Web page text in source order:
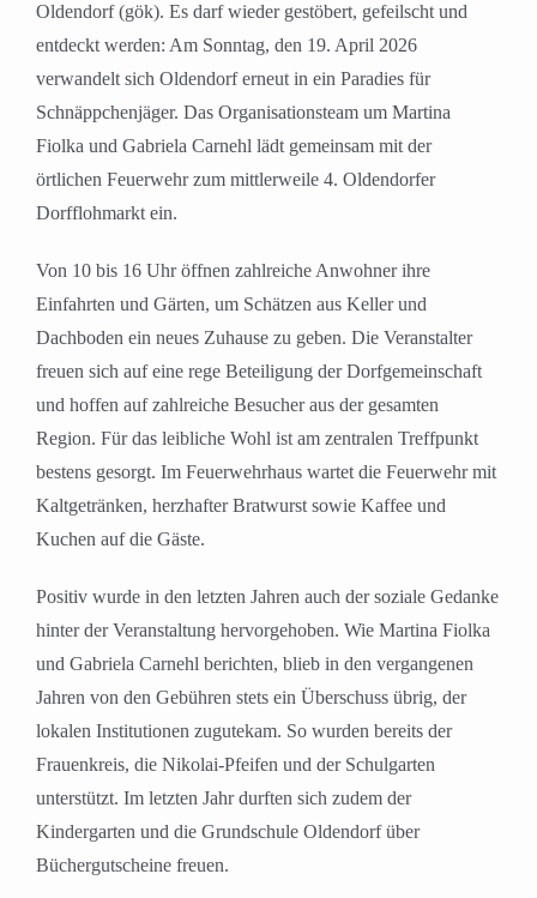
Oldendorf (gök). Es darf wieder gestöbert, gefeilscht und
entdeckt werden: Am Sonntag, den 19. April 2026
verwandelt sich Oldendorf erneut in ein Paradies für
Schnäppchenjäger. Das Organisationsteam um Martina
Fiolka und Gabriela Carnehl lädt gemeinsam mit der
örtlichen Feuerwehr zum mittlerweile 4. Oldendorfer
Dorfflohmarkt ein.
Von 10 bis 16 Uhr öffnen zahlreiche Anwohner ihre
Einfahrten und Gärten, um Schätzen aus Keller und
Dachboden ein neues Zuhause zu geben. Die Veranstalter
freuen sich auf eine rege Beteiligung der Dorfgemeinschaft
und hoffen auf zahlreiche Besucher aus der gesamten
Region. Für das leibliche Wohl ist am zentralen Treffpunkt
bestens gesorgt. Im Feuerwehrhaus wartet die Feuerwehr mit
Kaltgetränken, herzhafter Bratwurst sowie Kaffee und
Kuchen auf die Gäste.
Positiv wurde in den letzten Jahren auch der soziale Gedanke
hinter der Veranstaltung hervorgehoben. Wie Martina Fiolka
und Gabriela Carnehl berichten, blieb in den vergangenen
Jahren von den Gebühren stets ein Überschuss übrig, der
lokalen Institutionen zugutekam. So wurden bereits der
Frauenkreis, die Nikolai-Pfeifen und der Schulgarten
unterstützt. Im letzten Jahr durften sich zudem der
Kindergarten und die Grundschule Oldendorf über
Büchergutscheine freuen.